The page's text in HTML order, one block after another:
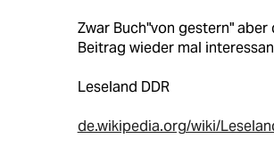
Zwar Buch"von gestern" aber
Beitrag wieder mal
Leseland DDR
de.wikipedia.org/wiki/